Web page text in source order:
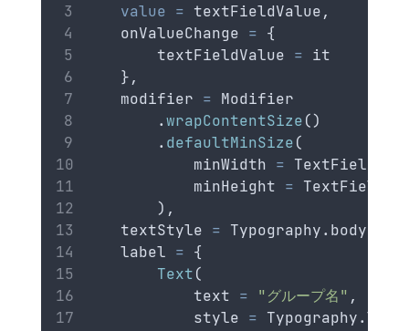
value = textFieldValue,
    onValueChange
= {
        textFieldValue
= it
    },
    modifier
= Modifier
        .
wrapContentSize()
        .
defaultMinSize(
            minWidth
=
            minHeight
=
        ),
    textStyle
=
    label
= {
Text(
            text
= "グループ名" ,
            style
=